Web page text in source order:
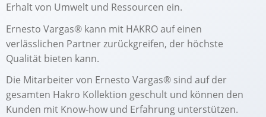
Erhalt von Umwelt und Ressourcen ein.
Ernesto Vargas® kann mit HAKRO auf einen
verlässlichen Partner zurückgreifen, der höchste
Qualität bieten kann.
Die Mitarbeiter von Ernesto Vargas® sind auf der
gesamten Hakro Kollektion geschult und können den
Kunden mit Know-how und Erfahrung unterstützen.